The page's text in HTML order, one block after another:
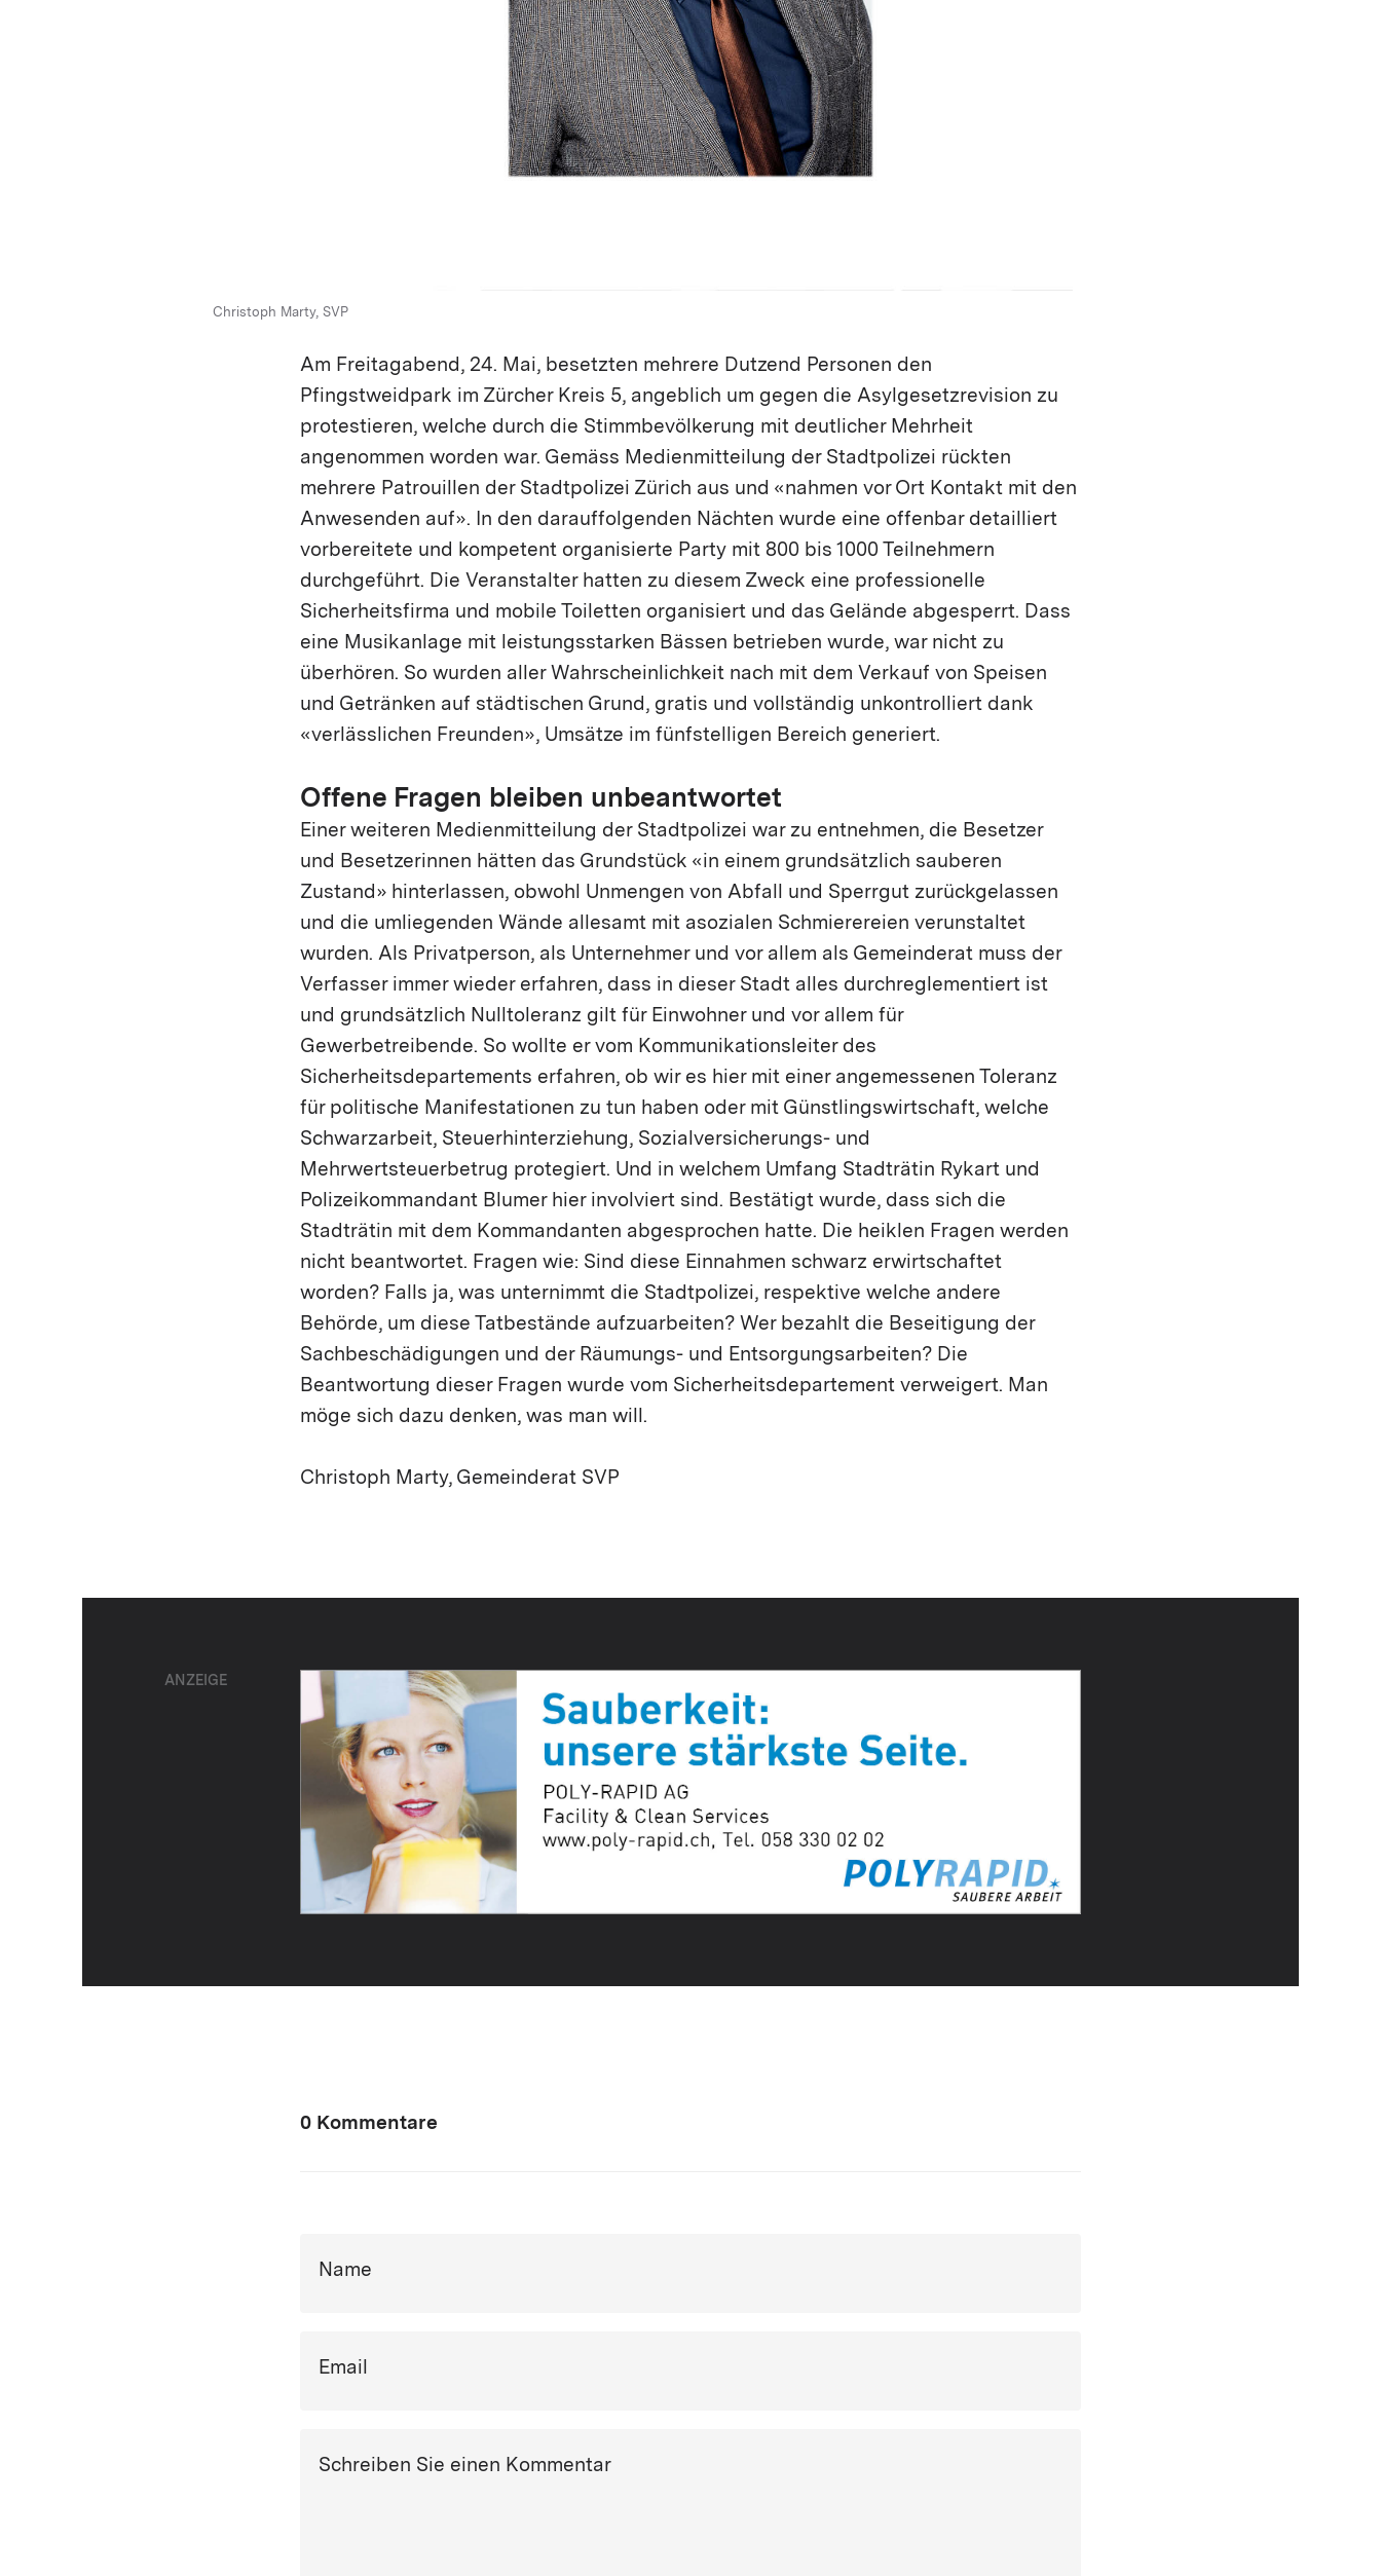
Christoph Marty, SVP
Am Freitagabend, 24. Mai, besetzten mehrere Dutzend Personen den
Pfingstweidpark im Zürcher Kreis 5, angeblich um gegen die Asylgesetzrevision zu
protestieren, welche durch die Stimmbevölkerung mit deutlicher Mehrheit
angenommen worden war. Gemäss Medienmitteilung der Stadtpolizei rückten
mehrere Patrouillen der Stadtpolizei Zürich aus und «nahmen vor Ort Kontakt mit den
Anwesenden auf». In den darauffolgenden Nächten wurde eine offenbar detailliert
vorbereitete und kompetent organisierte Party mit 800 bis 1000 Teilnehmern
durchgeführt. Die Veranstalter hatten zu diesem Zweck eine professionelle
Sicherheitsfirma und mobile Toiletten organisiert und das Gelände abgesperrt. Dass
eine Musikanlage mit leistungsstarken Bässen betrieben wurde, war nicht zu
überhören. So wurden aller Wahrscheinlichkeit nach mit dem Verkauf von Speisen
und Getränken auf städtischen Grund, gratis und vollständig unkontrolliert dank
«verlässlichen Freunden», Umsätze im fünfstelligen Bereich generiert.
Offene Fragen bleiben unbeantwortet
Einer weiteren Medienmitteilung der Stadtpolizei war zu entnehmen, die Besetzer
und Besetzerinnen hätten das Grundstück «in einem grundsätzlich sauberen
Zustand» hinterlassen, obwohl Unmengen von Abfall und Sperrgut zurückgelassen
und die umliegenden Wände allesamt mit asozialen Schmierereien verunstaltet
wurden. Als Privatperson, als Unternehmer und vor allem als Gemeinderat muss der
Verfasser immer wieder erfahren, dass in dieser Stadt alles durchreglementiert ist
und grundsätzlich Nulltoleranz gilt für Einwohner und vor allem für
Gewerbetreibende. So wollte er vom Kommunikationsleiter des
Sicherheitsdepartements erfahren, ob wir es hier mit einer angemessenen Toleranz
für politische Manifestationen zu tun haben oder mit Günstlingswirtschaft, welche
Schwarzarbeit, Steuerhinterziehung, Sozialversicherungs- und
Mehrwertsteuerbetrug protegiert. Und in welchem Umfang Stadträtin Rykart und
Polizeikommandant Blumer hier involviert sind. Bestätigt wurde, dass sich die
Stadträtin mit dem Kommandanten abgesprochen hatte. Die heiklen Fragen werden
nicht beantwortet. Fragen wie: Sind diese Einnahmen schwarz erwirtschaftet
worden? Falls ja, was unternimmt die Stadtpolizei, respektive welche andere
Behörde, um diese Tatbestände aufzuarbeiten? Wer bezahlt die Beseitigung der
Sachbeschädigungen und der Räumungs- und Entsorgungsarbeiten? Die
Beantwortung dieser Fragen wurde vom Sicherheitsdepartement verweigert. Man
möge sich dazu denken, was man will.
Christoph Marty, Gemeinderat SVP
ANZEIGE
0 Kommentare
Name
Email
Schreiben Sie einen Kommentar